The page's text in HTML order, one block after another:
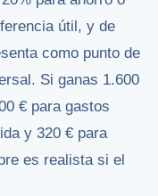
útil, y de
como punto de
Si ganas 1.600
€ para gastos
y 320 € para
es realista si el